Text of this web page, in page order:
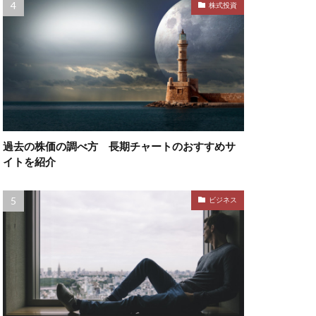
株式投資
過去の株価の調べ方 長期チャートのおすすめサ
イトを紹介
ビジネス